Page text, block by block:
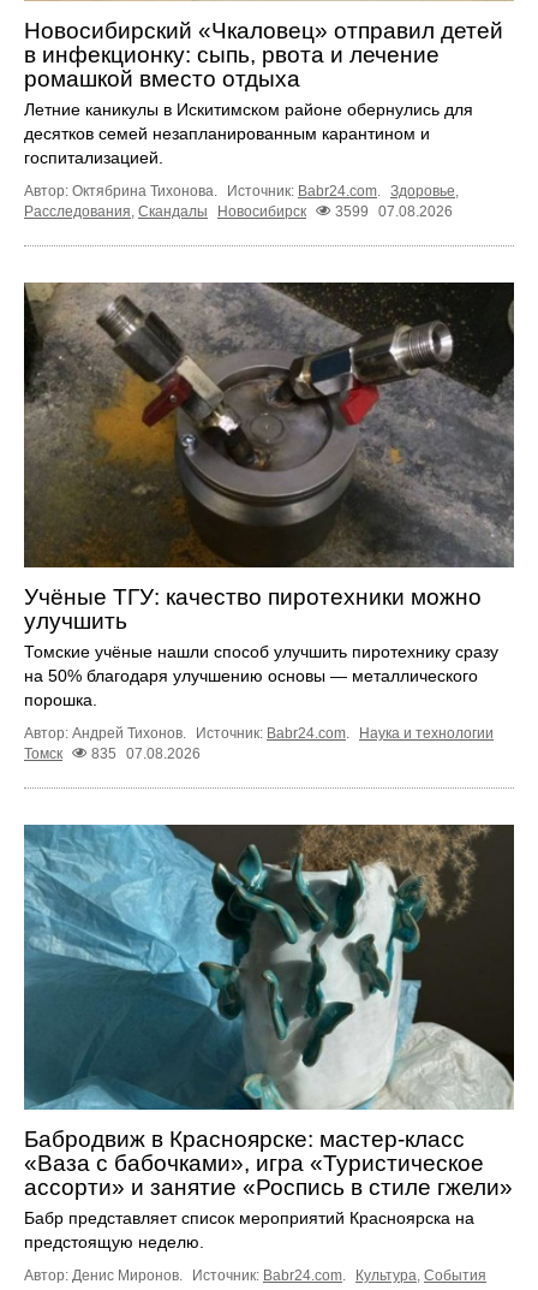
Новосибирский «Чкаловец» отправил детей
в инфекционку: сыпь, рвота и лечение
ромашкой вместо отдыха
Летние каникулы в Искитимском районе обернулись для
десятков семей незапланированным карантином и
госпитализацией.
Автор: Октябрина Тихонова. Источник: Babr24.com. Здоровье,
Расследования, Скандалы Новосибирск 3599 07.08.2026
Учёные ТГУ: качество пиротехники можно
улучшить
Томские учёные нашли способ улучшить пиротехнику сразу
на 50% благодаря улучшению основы — металлического
порошка.
Автор: Андрей Тихонов. Источник: Babr24.com
Наука и технологии
Томск
835 07.08.2026
Бабродвиж в Красноярске: мастер-класс
«Ваза с бабочками», игра «Туристическое
ассорти» и занятие «Роспись в стиле гжели»
Бабр представляет список мероприятий Красноярска на
предстоящую неделю.
Автор: Денис Миронов. Источник: Babr24.com Культура События